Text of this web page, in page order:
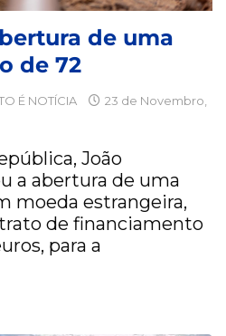
de uma
de 72
É NOTÍCIA
23 de Novembro,
João
a abertura de uma
moeda estrangeira,
de financiamento
para a